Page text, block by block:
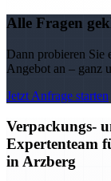
Alle Fragen
Dann probieren Sie
Angebot an – ganz
Jetzt Anfrage starten
Verpackungs-
Expertenteam
in Arzberg